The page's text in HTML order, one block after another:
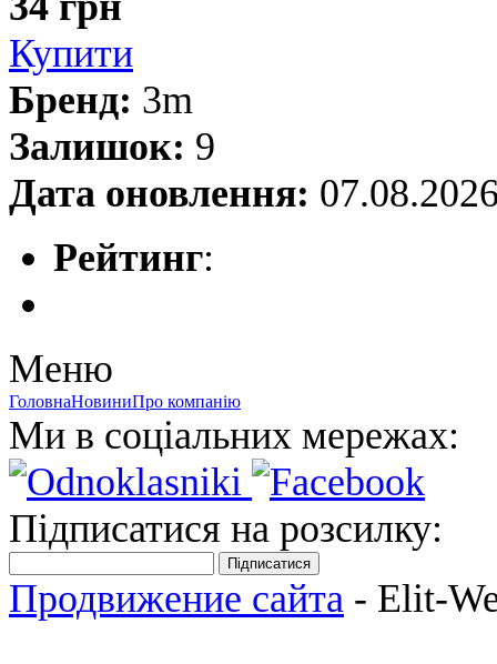
Купити
Бренд: 3m
Залишок: 9
Дата оновлення:
Рейтинг:
Меню
ГоловнаНовиниПро компанію
Ми в соціальних мережах:
Підписатися на розсилку:
Підписатися
Продвижение сайта - Elit-